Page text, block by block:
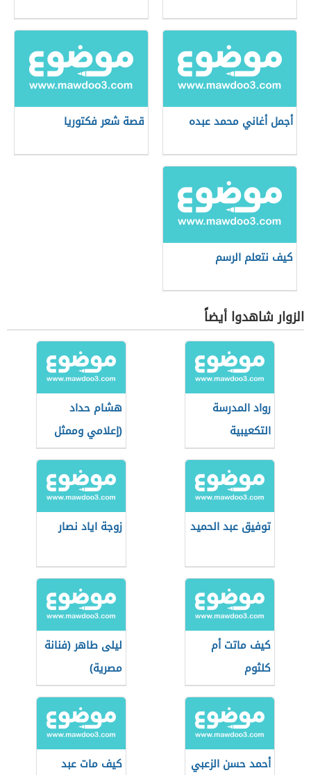
أجمل أغاني محمد عبده قصة شعر فكتوريا
كيف نتعلم الرسم
الزوار شاهدوا أيضاً
رواد المدرسة
التكعيبية
هشام حداد
(إعلامي وممثل
لبناني)
توفيق عبد الحميد زوجة اياد نصار
كيف ماتت أم
كلثوم
ليلى طاهر (فنانة
مصرية)
أحمد حسن الزعبي
كيف مات عبد